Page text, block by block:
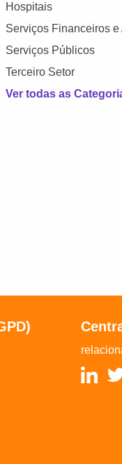
Hospitais
Serviços Financeiros
Serviços Públicos
Terceiro Setor
Ver todas as